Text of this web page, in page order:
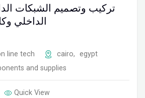
تركيب وتصميم الشبكات
الداخلي
line tech cairo,
egypt
and supplies
Quick View